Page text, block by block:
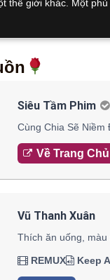
thế giới khác. Một
Siêu Tầm Phim
Cùng Chia Sẽ Niềm
Về Trang Chủ
Vũ Thanh Xuân
Thích ăn uống,
REMUX Keep